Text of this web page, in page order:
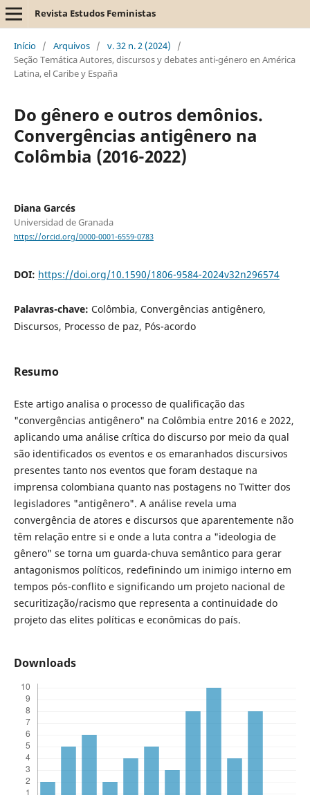
Revista Estudos Feministas
Início / Arquivos / v. 32 n. 2 (2024)
/
Seção Temática Autores, discursos y debates anti-género en América
Latina, el Caribe y España
Do gênero e outros demônios.
Convergências antigênero na
Colômbia (2016-2022)
Diana Garcés
Universidad de Granada
https://orcid.org/0000-0001-6559-0783
DOI: https://doi.org/10.1590/1806-9584-2024v32n296574
Palavras-chave: Colômbia, Convergências antigênero,
Discursos, Processo de paz, Pós-acordo
Resumo
Este artigo analisa o processo de qualificação das
"convergências antigênero" na Colômbia entre 2016 e 2022,
aplicando uma análise crítica do discurso por meio da qual
são identificados os eventos e os emaranhados discursivos
presentes tanto nos eventos que foram destaque na
imprensa colombiana quanto nas postagens no Twitter dos
legisladores "antigênero". A análise revela uma
convergência de atores e discursos que aparentemente não
têm relação entre si e onde a luta contra a "ideologia de
gênero" se torna um guarda-chuva semântico para gerar
antagonismos políticos, redefinindo um inimigo interno em
tempos pós-conflito e significando um projeto nacional de
securitização/racismo que representa a continuidade do
projeto das elites políticas e econômicas do país.
Downloads